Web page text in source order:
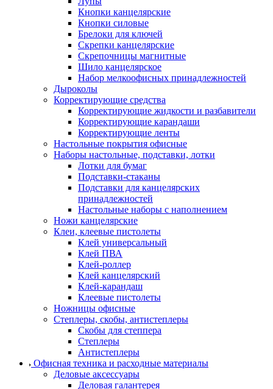
Кнопки канцелярские
Кнопки силовые
Брелоки для ключей
Скрепки канцелярские
Скрепочницы магнитные
Шило канцелярское
Набор мелкоофисных принадлежностей
Дыроколы
Корректирующие средства
Корректирующие жидкости и разбавители
Корректирующие карандаши
Корректирующие ленты
Настольные покрытия офисные
Наборы настольные, подставки, лотки
Лотки для бумаг
Подставки-стаканы
Подставки для канцелярских
принадлежностей
Настольные наборы с наполнением
Ножи канцелярские
Клеи, клеевые пистолеты
Клей универсальный
Клей ПВА
Клей-роллер
Клей канцелярский
Клей-карандаш
Клеевые пистолеты
Ножницы офисные
Степлеры, скобы, антистеплеры
Скобы для степпера
Степлеры
Антистеплеры
Офисная техника и расходные материалы
Деловые аксессуары
Деловая галантерея